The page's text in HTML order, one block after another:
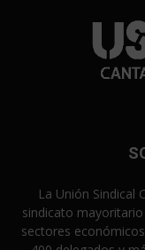
La Unión Sindical
sindicato
sectores